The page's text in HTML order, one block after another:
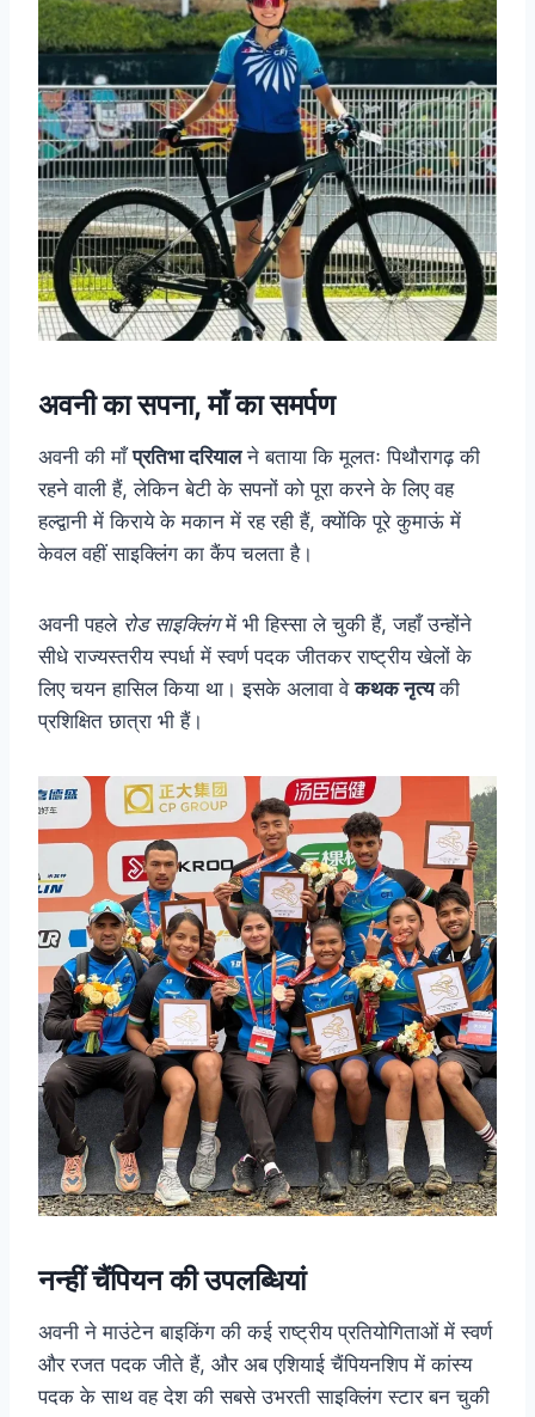
अवनी का सपना, माँ का समर्पण
अवनी की माँप्रतिभा दरियालने बताया कि मूलतः पिथौरागढ़ की
रहने वाली हैं, लेकिन बेटी के सपनों को पूरा करने के लिए वह
हल्द्वानी में किराये के मकान में रह रही हैं, क्योंकि पूरे कुमाऊं में
केवल वहीं साइक्लिंग का कैंप चलता है।
अवनी पहले रोड साइक्लिंगमें भी हिस्सा ले चुकी हैं, जहाँ उन्होंने
सीधे राज्यस्तरीय स्पर्धा में स्वर्ण पदक जीतकर राष्ट्रीय खेलों के
लिए चयन हासिल किया था। इसके अलावा वेकथक नृत्यकी
प्रशिक्षित छात्रा भी हैं।
नन्हीं चैंपियन की उपलब्धियां
अवनी ने माउंटेन बाइकिंग की कई राष्ट्रीय प्रतियोगिताओं में स्वर्ण
और रजत पदक जीते हैं, और अब एशियाई चैंपियनशिप में कांस्य
पदक के साथ वह देश की सबसे उभरती साइक्लिंग स्टार बन चुकी